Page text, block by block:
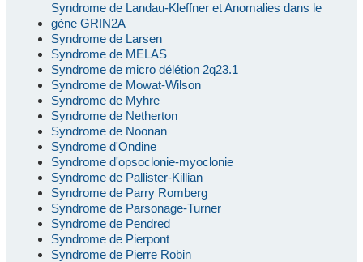
Syndrome de Landau-Kleffner et Anomalies dans le
gène GRIN2A
Syndrome de Larsen
Syndrome de MELAS
Syndrome de micro délétion 2q23.1
Syndrome de Mowat-Wilson
Syndrome de Myhre
Syndrome de Netherton
Syndrome de Noonan
Syndrome d'Ondine
Syndrome d'opsoclonie-myoclonie
Syndrome de Pallister-Killian
Syndrome de Parry Romberg
Syndrome de Parsonage-Turner
Syndrome de Pendred
Syndrome de Pierpont
Syndrome de Pierre Robin